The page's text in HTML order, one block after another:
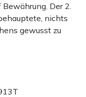
Der 2.
nichts
gewusst zu